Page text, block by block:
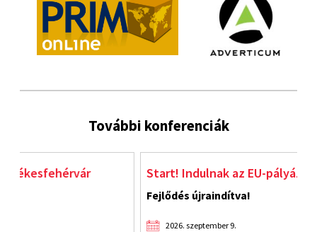
További konferenciák
Start! Indulnak az EU-pályázatok!